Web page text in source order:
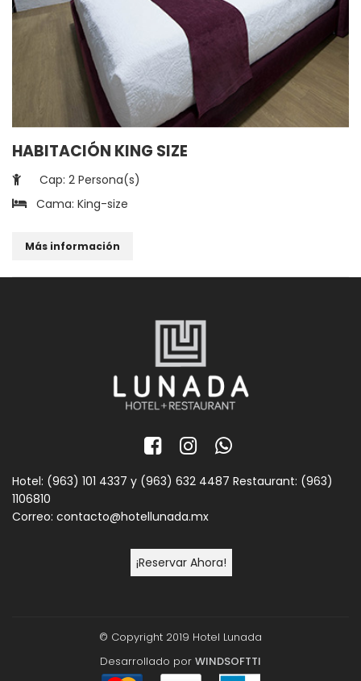
HABITACIÓN KING SIZE
Cap: 2 Persona(s)
Cama: King-size
Más información
Hotel: (963) 101 4337 y (963) 632 4487 Restaurant: (963)
1106810
Correo: contacto@hotellunada.mx
¡Reservar Ahora!
© Copyright 2019 Hotel Lunada
Desarrollado por WINDSOFTTI